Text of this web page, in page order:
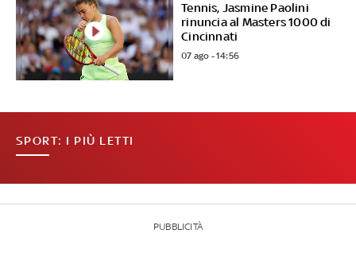
Tennis, Jasmine Paolini
rinuncia al Masters 1000 di
Cincinnati
07 ago - 14:56
SPORT: I PIÙ LETTI
PUBBLICITÀ